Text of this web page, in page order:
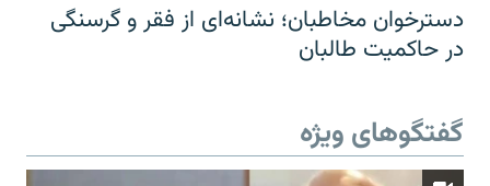
دسترخوان مخاطبان؛ نشانه‌ای از فقر و گرسنگی
در حاکمیت طالبان
گفتگوهای ویژه